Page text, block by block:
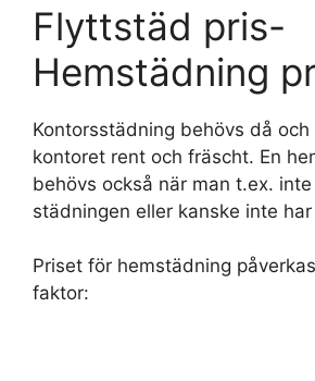
Flyttstäd pris-
Hemstädning
Kontorsstädning behövs då
kontoret rent och fräscht. En
behövs också när man t.ex.
städningen eller kanske inte
Priset för hemstädning
faktor: